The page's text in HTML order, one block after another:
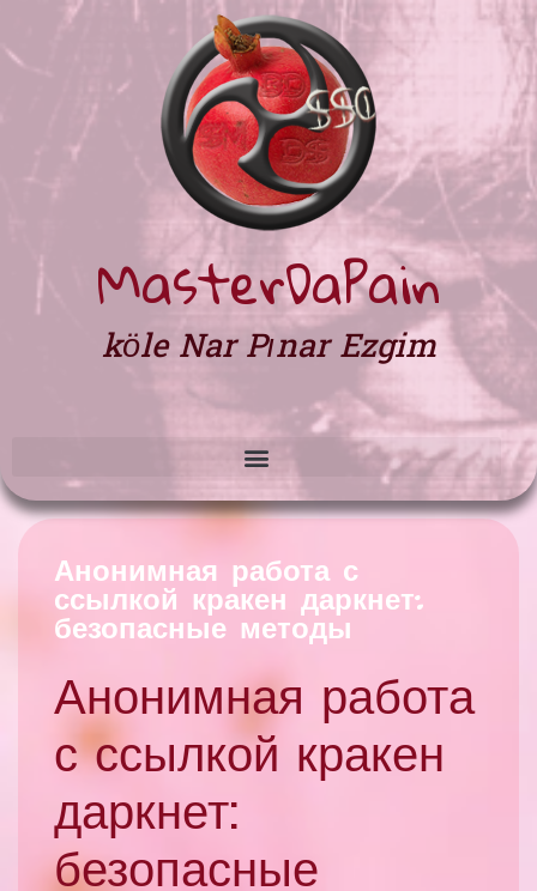
MasterDaPain
köle Nar Pınar Ezgim
Анонимная работа с
ссылкой кракен даркнет:
безопасные методы
Анонимная работа
с ссылкой кракен
даркнет:
безопасные